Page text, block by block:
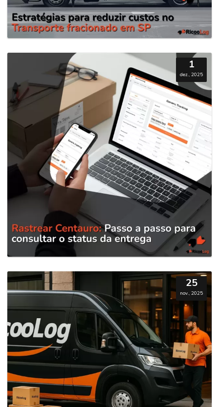
1
dez., 2025
25
nov., 2025